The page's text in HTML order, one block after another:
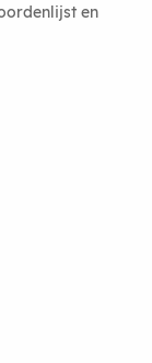
en